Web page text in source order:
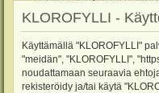
KLOROFYLLI -
Käyttämällä "KLOROFYLLI"
"meidän", "KLOROFYLLI",
noudattamaan seuraavia
rekisteröidy ja/tai käytä